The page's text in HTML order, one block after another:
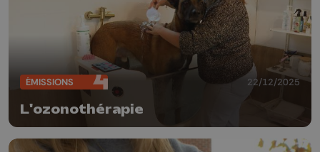
ÉMISSIONS 22/12/2025
L'ozonothérapie